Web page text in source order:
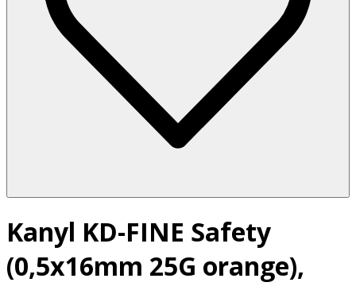
Kanyl KD-FINE Safety
(0,5x16mm 25G orange),